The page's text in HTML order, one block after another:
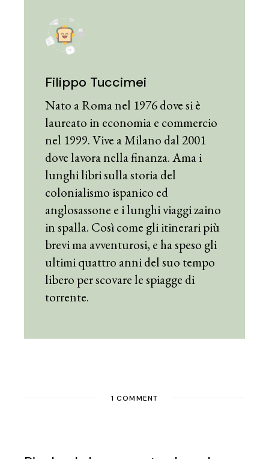
Filippo Tuccimei
Nato a Roma nel 1976 dove si è
laureato in economia e commercio
nel 1999. Vive a Milano dal 2001
dove lavora nella finanza. Ama i
lunghi libri sulla storia del
colonialismo ispanico ed
anglosassone e i lunghi viaggi zaino
in spalla. Così come gli itinerari più
brevi ma avventurosi, e ha speso gli
ultimi quattro anni del suo tempo
libero per scovare le spiagge di
torrente.
1 COMMENT